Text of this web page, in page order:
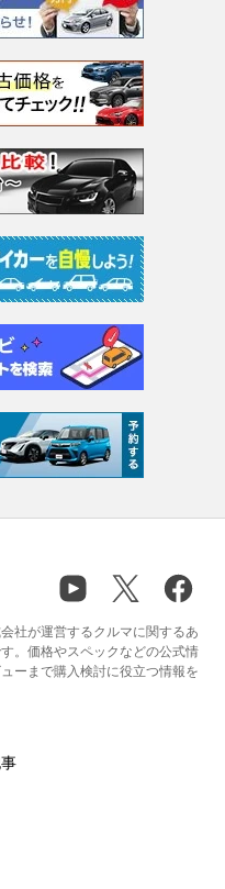
社が運営するクルマに関するあ
。価格やスペックなどの公式情
ーまで購入検討に役立つ情報を